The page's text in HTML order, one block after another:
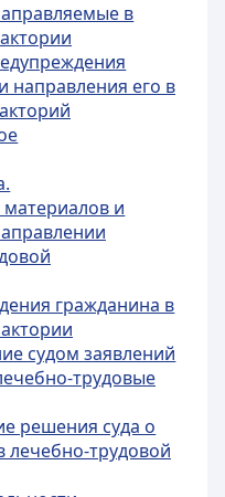
в
направления его в
материалов и
гражданина в
судом заявлений
трудовые
решения суда о
лечебно-трудовой